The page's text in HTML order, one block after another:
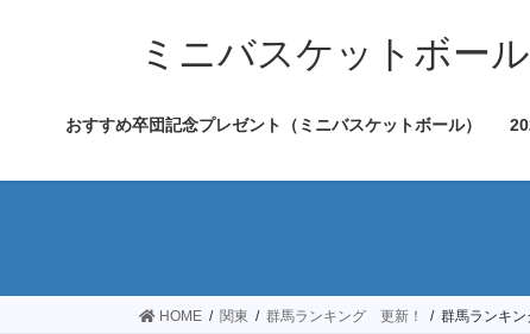
ス
ン
ミニバスケットボー
おすすめ卒団記念プレゼント（ミニバスケットボール）
HOME 関東 群馬ランキング 更新！ 群馬ランキン